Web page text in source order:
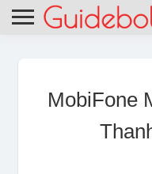
MobiFone